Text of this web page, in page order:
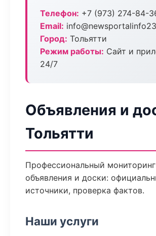
Телефон: +7 (973) 274-84-
Email:
Город: Тольятти
Режим работы: Сайт и
24/7
Объявления и
Тольятти
Профессиональный мониторинг
объявления и доски:
источники, проверка фактов.
Наши услуги